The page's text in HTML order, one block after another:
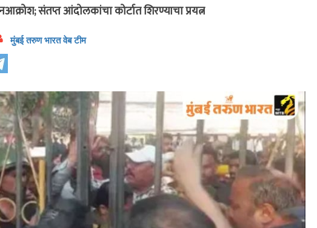
संतप्त आंदोलकांचा कोर्टात शिरण्याचा प्रयत्न
मुंबई तरुण भारत वेब टीम